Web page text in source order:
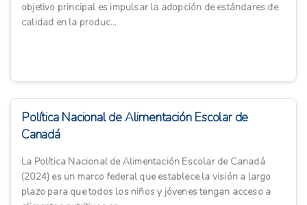
objetivo principal es impulsar la adopción de estándares de
calidad en la produc...
Política Nacional de Alimentación Escolar de
Canadá
La Política Nacional de Alimentación Escolar de Canadá
(2024) es un marco federal que establece la visión a largo
plazo para que todos los niños y jóvenes tengan acceso a